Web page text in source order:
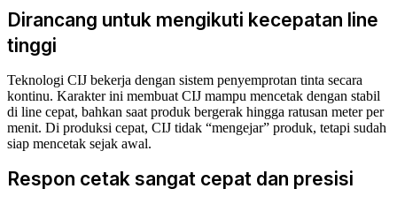
Dirancang untuk mengikuti kecepatan line
tinggi
Teknologi CIJ bekerja dengan sistem penyemprotan tinta secara
kontinu. Karakter ini membuat CIJ mampu mencetak dengan stabil
di line cepat, bahkan saat produk bergerak hingga ratusan meter per
menit. Di produksi cepat, CIJ tidak “mengejar” produk, tetapi sudah
siap mencetak sejak awal.
Respon cetak sangat cepat dan presisi